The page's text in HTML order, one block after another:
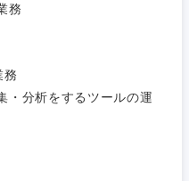
務
務
・分析をするツールの運
青森県